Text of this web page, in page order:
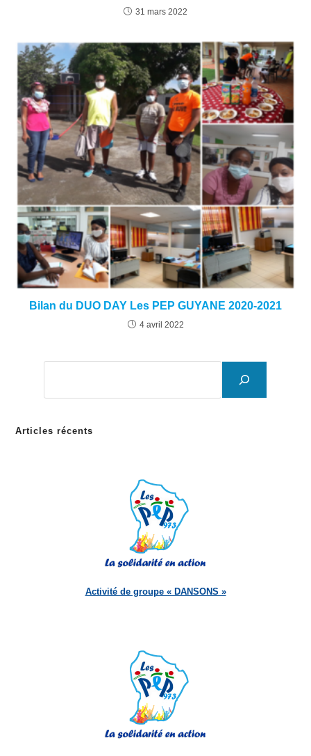
31 mars 2022
Bilan du DUO DAY Les PEP GUYANE 2020-2021
4 avril 2022
Articles récents
Activité de groupe « DANSONS »